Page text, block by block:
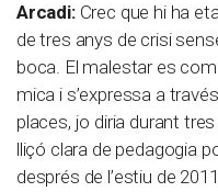
Arcadi:Crec que hi ha
de tres anys de crisi
boca. El malestar es
mica i s’expressa a
places, jo diria durant
lliçó clara de pedagogia
després de l’estiu de